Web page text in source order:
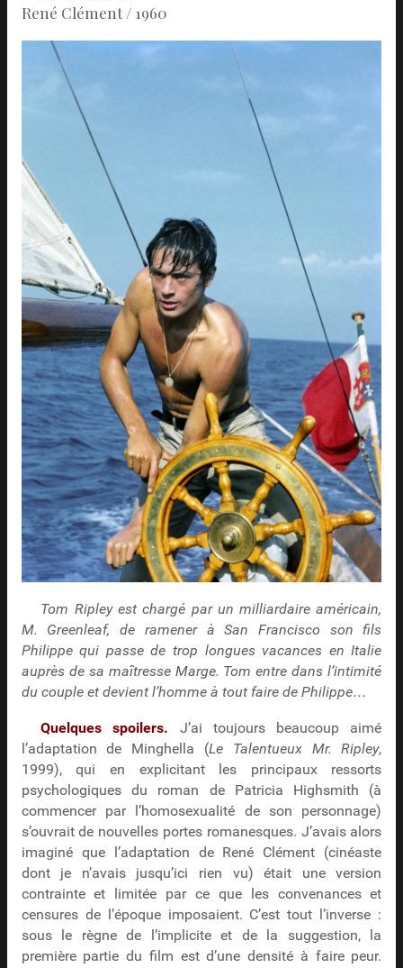
René Clément / 1960
Tom Ripley est chargé par un milliardaire américain,
M. Greenleaf, de ramener à San Francisco son fils
Philippe qui passe de trop longues vacances en Italie
auprès de sa maîtresse Marge. Tom entre dans l’intimité
du couple et devient l’homme à tout faire de Philippe…
Quelques spoilers. J’ai toujours beaucoup aimé
l’adaptation de Minghella (Le Talentueux Mr. Ripley,
1999), qui en explicitant les principaux ressorts
psychologiques du roman de Patricia Highsmith (à
commencer par l’homosexualité de son personnage)
s’ouvrait de nouvelles portes romanesques. J’avais alors
imaginé que l’adaptation de René Clément (cinéaste
dont je n’avais jusqu’ici rien vu) était une version
contrainte et limitée par ce que les convenances et
censures de l’époque imposaient. C’est tout l’inverse :
sous le règne de l’implicite et de la suggestion, la
première partie du film est d’une densité à faire peur.